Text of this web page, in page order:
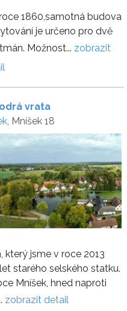
1860,samotná budova
je určeno pro dvě
Možnost... zobrazit
vrata
, Mníšek 18
který jsme v roce 2013
starého selského statku.
Mníšek, hned naproti
zobrazit detail